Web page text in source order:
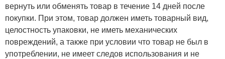
вернуть или обменять товар в течение 14 дней после
покупки. При этом, товар должен иметь товарный вид,
целостность упаковки, не иметь механических
повреждений, а также при условии что товар не был в
употреблении, не имеет следов использования и не